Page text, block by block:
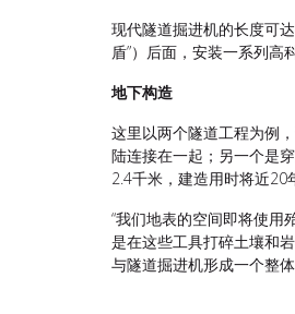
现代隧道掘进机的长度可
盾”）后面，安装一系列高
地下构造
这里以两个隧道工程为例
陆连接在一起；另一个是
2.4千米，建造用时将近20
“我们地表的空间即将使用
是在这些工具打碎土壤和
与隧道掘进机形成一个整体